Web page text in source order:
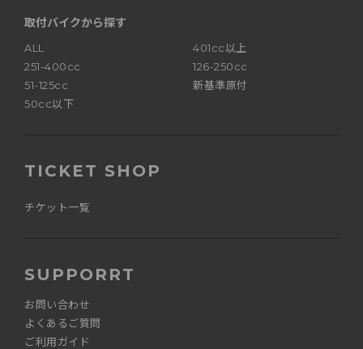
取付バイクから探す
ALL
401cc以上
251-400cc
126-250cc
51-125cc
新基準原付
50cc以下
TICKET SHOP
チケット一覧
SUPPORRT
お問い合わせ
よくあるご質問
ご利用ガイド